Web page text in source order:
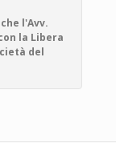
l'Avv.
la Libera
del